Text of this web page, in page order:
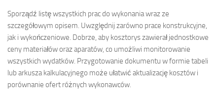
Sporządź listę wszystkich prac do wykonania wraz ze
szczegółowym opisem. Uwzględnij zarówno prace konstrukcyjne,
jak i wykończeniowe. Dobrze, aby kosztorys zawierał jednostkowe
ceny materiałów oraz aparatów, co umożliwi monitorowanie
wszystkich wydatków. Przygotowanie dokumentu w formie tabeli
lub arkusza kalkulacyjnego może ułatwić aktualizację kosztów i
porównanie ofert różnych wykonawców.